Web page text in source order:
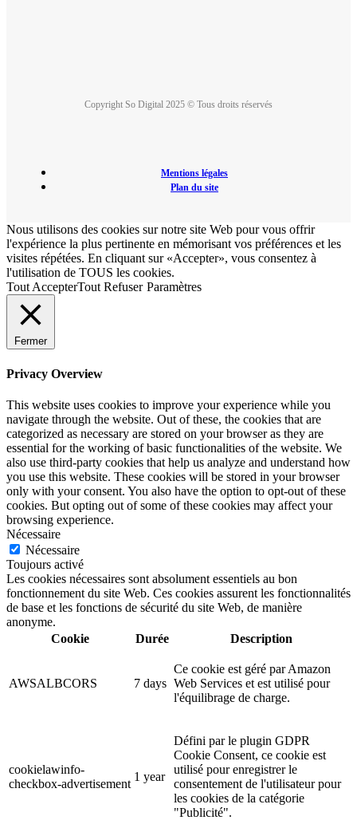
Copyright So Digital 2025 © Tous droits réservés
Mentions légales
Plan du site
Nous utilisons des cookies sur notre site Web pour vous offrir
l'expérience la plus pertinente en mémorisant vos préférences et les
visites répétées. En cliquant sur «Accepter», vous consentez à
l'utilisation de TOUS les cookies.
Tout AccepterTout Refuser Paramètres
Fermer
Privacy Overview
This website uses cookies to improve your experience while you
navigate through the website. Out of these, the cookies that are
categorized as necessary are stored on your browser as they are
essential for the working of basic functionalities of the website. We
also use third-party cookies that help us analyze and understand how
you use this website. These cookies will be stored in your browser
only with your consent. You also have the option to opt-out of these
cookies. But opting out of some of these cookies may affect your
browsing experience.
Nécessaire
Nécessaire
Toujours activé
Les cookies nécessaires sont absolument essentiels au bon
fonctionnement du site Web. Ces cookies assurent les fonctionnalités
de base et les fonctions de sécurité du site Web, de manière
anonyme.
Cookie
Durée Description
AWSALBCORS 7 days
Ce cookie est géré par Amazon
Web Services et est utilisé pour
l'équilibrage de charge.
cookielawinfo-
checkbox-advertisement
1 year
Défini par le plugin GDPR
Cookie Consent, ce cookie est
utilisé pour enregistrer le
consentement de l'utilisateur pour
les cookies de la catégorie
"Publicité".